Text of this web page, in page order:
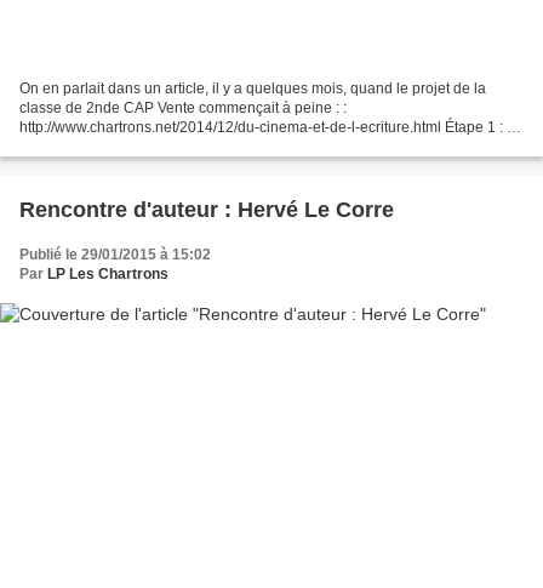
On en parlait dans un article, il y a quelques mois, quand le projet de la
classe de 2nde CAP Vente commençait à peine : :
http://www.chartrons.net/2014/12/du-cinema-et-de-l-ecriture.html Étape 1 : La
Rencontre d'auteur : Hervé Le Corre
Publié le 29/01/2015 à 15:02
Par LP Les Chartrons